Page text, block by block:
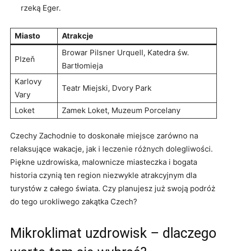
rzeką Eger.
Miasto Atrakcje
Plzeň
Browar Pilsner ⁢Urquell, Katedra św.⁢
Bartłomieja
Karlovy⁤
Vary
Teatr Miejski, Dvory Park
Loket Zamek Loket, Muzeum ⁤Porcelany
Czechy‍ Zachodnie to doskonałe miejsce zarówno na
relaksujące wakacje, jak i leczenie różnych dolegliwości. ​
Piękne uzdrowiska, malownicze miasteczka i bogata
historia czynią ten​ region niezwykle atrakcyjnym dla
turystów ​z całego ⁢świata. ⁤Czy planujesz ‌już swoją podróż
⁤do ‍tego urokliwego zakątka Czech?
Mikroklimat uzdrowisk​ – dlaczego